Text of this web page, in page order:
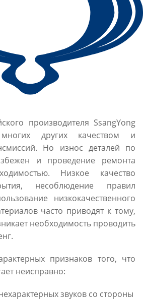
производителя SsangYong
других качеством и
Но износ деталей по
и проведение ремонта
Низкое качество
несоблюдение правил
низкокачественного
часто приводят к тому,
необходимость проводить
признаков того, что
неисправно:
звуков со стороны